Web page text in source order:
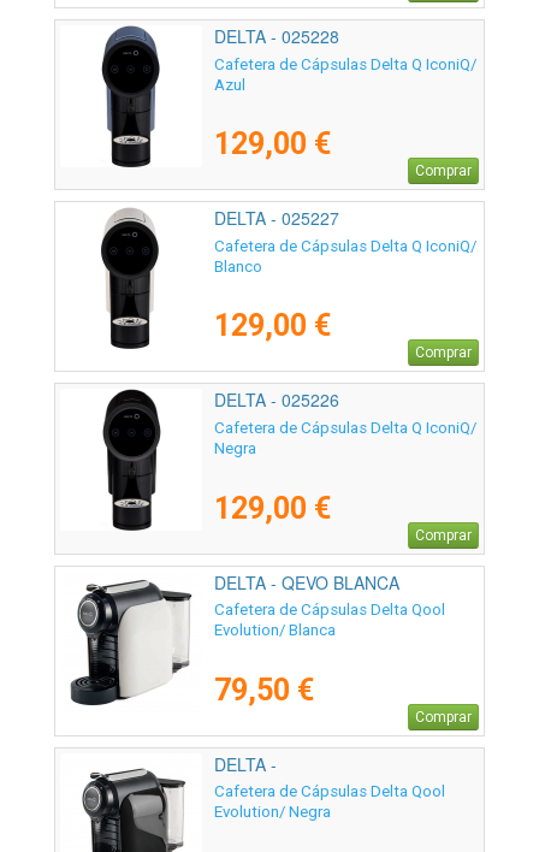
DELTA - 025228
Cafetera de Cápsulas Delta Q IconiQ/
Azul
129,00 €
Comprar
DELTA - 025227
Cafetera de Cápsulas Delta Q IconiQ/
Blanco
129,00 €
Comprar
DELTA - 025226
Cafetera de Cápsulas Delta Q IconiQ/
Negra
129,00 €
Comprar
DELTA - QEVO BLANCA
Cafetera de Cápsulas Delta Qool
Evolution/ Blanca
79,50 €
Comprar
DELTA -
Cafetera de Cápsulas Delta Qool
Evolution/ Negra